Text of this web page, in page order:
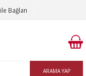
ile Bağlan
ARAMA YAP